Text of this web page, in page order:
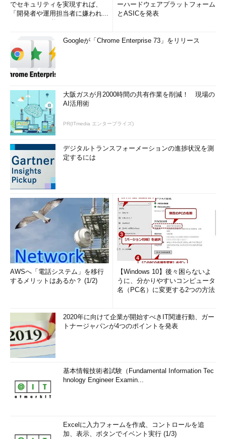
でセキュリティを実現すれば、
「開発者や運用担当者に嫌われな
ーハードウェアプラットフォーム
とASICを発表
Googleが「Chrome Enterprise 73」をリリース
大阪ガスが月2000時間の共有作業を削減！ 現場の
AI活用術
PR(ITmedia エンタープライズ)
デジタルトランスフォーメーションの進捗状況を測
定するには
AWSへ「電話システム」を移行
するメリットはあるか？ (1/2)
【Windows 10】後々困らないよ
うに、分かりやすいコンピュータ
名（PC名）に変更する2つの方法
2020年に向けて企業が開始すべきIT関連行動、ガー
トナージャパンが4つのポイントを発表
基本情報技術者試験（Fundamental Information Tec
hnology Engineer Examin...
Excelに入力フォームを作成、コントロールを追
加、表示、ボタンでイベント実行 (1/3)